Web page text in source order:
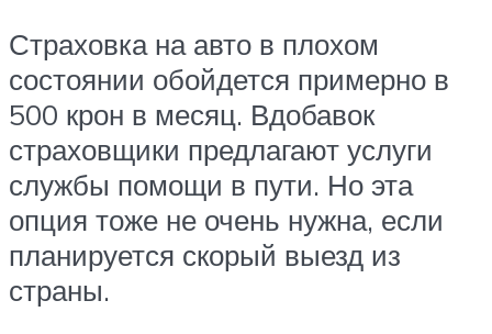
Страховка на авто в плохом
состоянии обойдется примерно в
500 крон в месяц. Вдобавок
страховщики предлагают услуги
службы помощи в пути. Но эта
опция тоже не очень нужна, если
планируется скорый выезд из
страны.